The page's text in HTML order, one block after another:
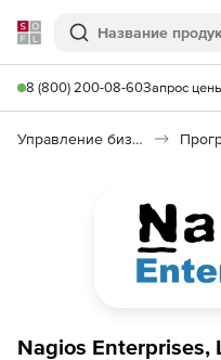
Softline
Поиск
8 (800) 200-08-60Запрос
Управление бизнесом, CRM/ERP
Nagios Enterprises,